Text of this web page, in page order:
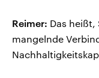
Reimer: Das
mangelnde